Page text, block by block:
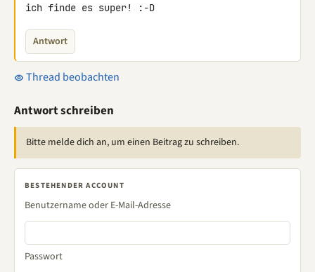
ich finde es super! :-D
Antwort
Thread beobachten
Antwort schreiben
Bitte melde dich an, um einen Beitrag zu schreiben.
BESTEHENDER ACCOUNT
Benutzername oder E-Mail-Adresse
Passwort